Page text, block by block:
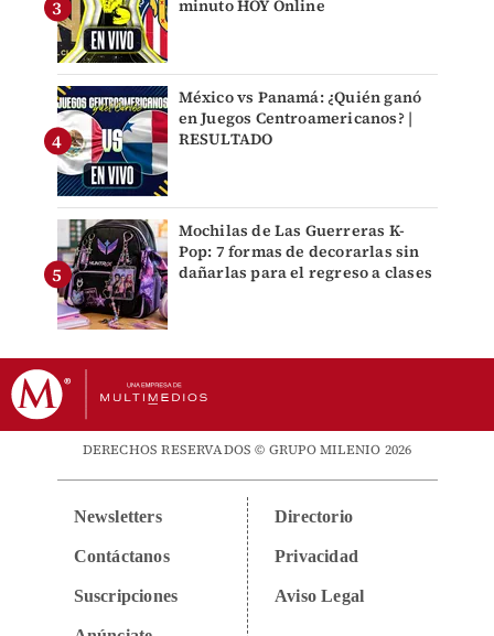
minuto HOY Online
México vs Panamá: ¿Quién ganó
en Juegos Centroamericanos? |
RESULTADO
Mochilas de Las Guerreras K-
Pop: 7 formas de decorarlas sin
dañarlas para el regreso a clases
DERECHOS RESERVADOS © GRUPO MILENIO 2026
Newsletters
Contáctanos
Suscripciones
Directorio
Privacidad
Aviso Legal